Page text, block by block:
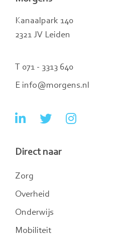
Kanaalpark 140
2321 JV Leiden
T 071 - 3313 640
E info@morgens.nl
Ga
LinkedIn
Ga
Twitter
Ga
Direct naar
Zorg
Overheid
Onderwijs
Mobiliteit